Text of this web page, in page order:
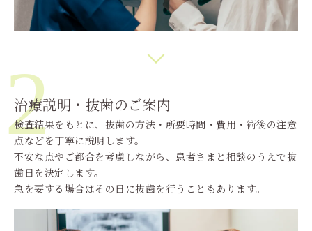
2
治療説明・抜歯のご案内
検査結果をもとに、抜歯の方法・所要時間・費用・術後の注意
点などを丁寧に説明します。
不安な点やご都合を考慮しながら、患者さまと相談のうえで抜
歯日を決定します。
急を要する場合はその日に抜歯を行うこともあります。